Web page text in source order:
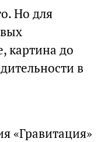
Но для
картина до
в
«Гравитация»